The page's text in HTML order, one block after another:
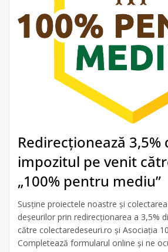
Redirecționează 3,5%
impozitul pe venit
„100% pentru mediu”
Susține proiectele noastre și
deșeurilor prin redirecționarea a 3,5%
către colectaredeseuri.ro și Asociația
Completează formularul online și ne